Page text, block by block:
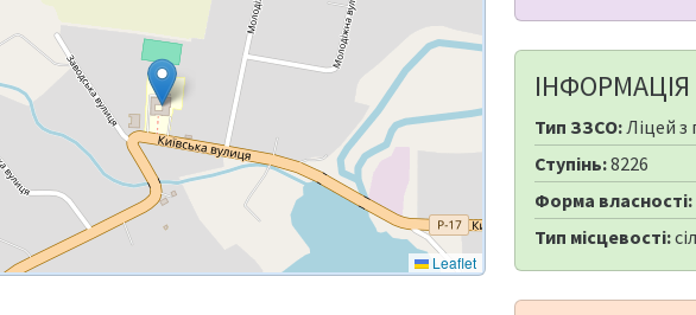
Leaflet
ІНФОРМАЦІЯ
Тип ЗЗСО:Ліцей з
Ступінь:8226
Форма власності:
Тип місцевості: